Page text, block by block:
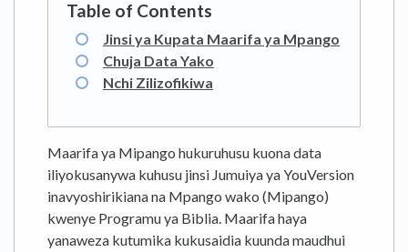
Jinsi ya Kupata Maarifa ya Mpango
Chuja Data Yako
Nchi Zilizofikiwa
Maarifa ya Mipango hukuruhusu kuona data
iliyokusanywa kuhusu jinsi Jumuiya ya YouVersion
inavyoshirikiana na Mpango wako (Mipango)
kwenye Programu ya Biblia. Maarifa haya
yanaweza kutumika kukusaidia kuunda maudhui